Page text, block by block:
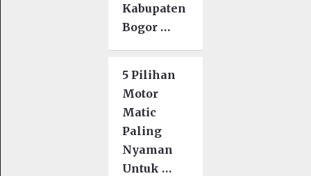
Kabupaten
Bogor …
5 Pilihan
Motor
Matic
Paling
Nyaman
Untuk …